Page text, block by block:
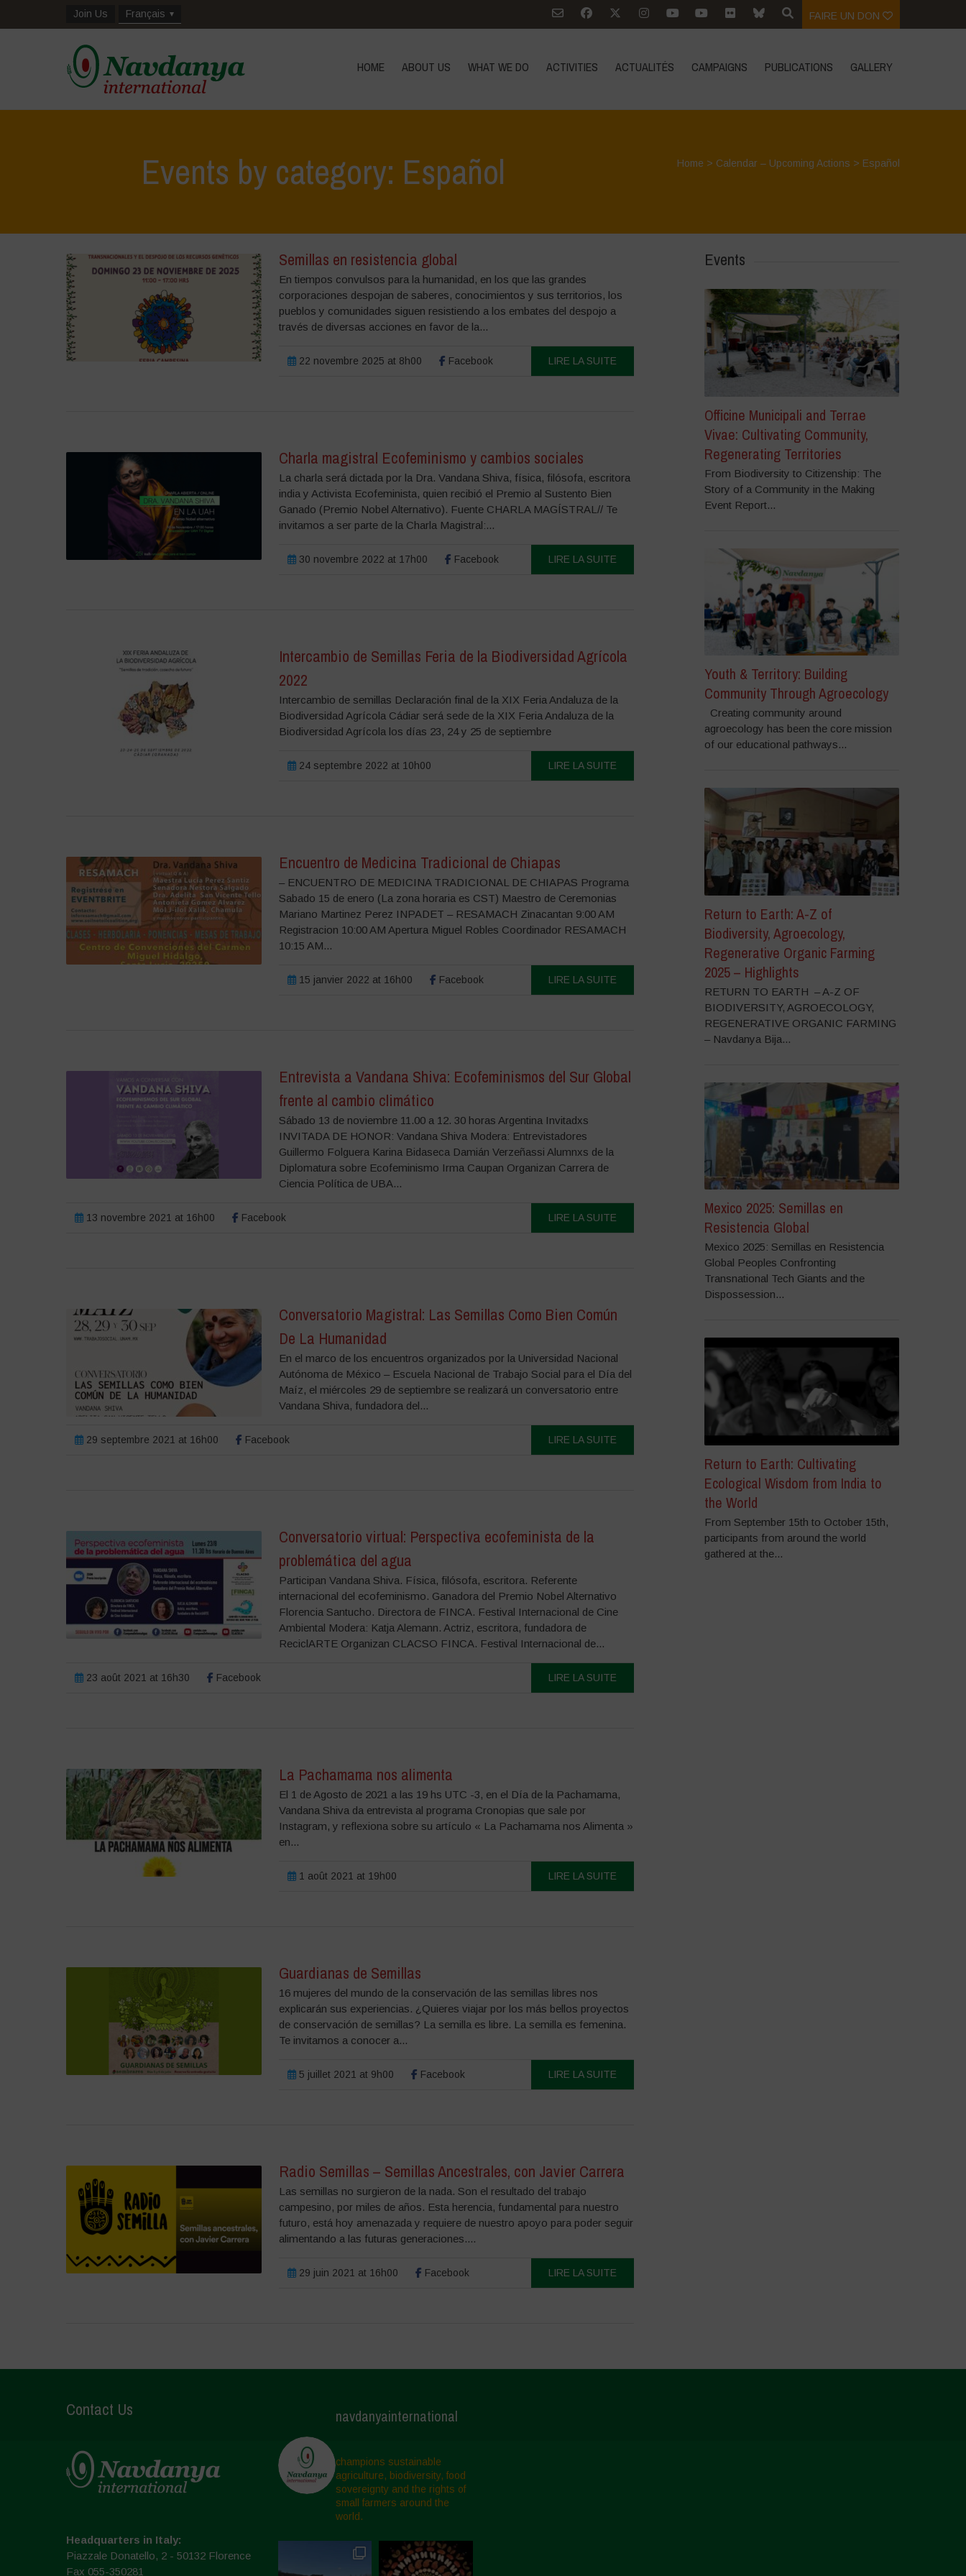
Join Us Français FAIRE UN DON
HOME ABOUT US WHAT WE DO ACTIVITIES ACTUALITÉS CAMPAIGNS PUBLICATIONS GALLERY
Events by category: Español Home > Calendar – Upcoming Actions > Español
Semillas en resistencia global
En tiempos convulsos para la humanidad, en los que las grandes
corporaciones despojan de saberes, conocimientos y sus territorios, los
pueblos y comunidades siguen resistiendo a los embates del despojo a
través de diversas acciones en favor de la...
22 novembre 2025 at 8h00 Facebook LIRE LA SUITE
Charla magistral Ecofeminismo y cambios sociales
La charla será dictada por la Dra. Vandana Shiva, física, filósofa, escritora
india y Activista Ecofeminista, quien recibió el Premio al Sustento Bien
Ganado (Premio Nobel Alternativo). Fuente CHARLA MAGÍSTRAL// Te
invitamos a ser parte de la Charla Magistral:...
30 novembre 2022 at 17h00 Facebook LIRE LA SUITE
Intercambio de Semillas Feria de la Biodiversidad Agrícola
2022
Intercambio de semillas Declaración final de la XIX Feria Andaluza de la
Biodiversidad Agrícola Cádiar será sede de la XIX Feria Andaluza de la
Biodiversidad Agrícola los días 23, 24 y 25 de septiembre
24 septembre 2022 at 10h00 LIRE LA SUITE
Encuentro de Medicina Tradicional de Chiapas
– ENCUENTRO DE MEDICINA TRADICIONAL DE CHIAPAS Programa
Sabado 15 de enero (La zona horaria es CST) Maestro de Ceremonias
Mariano Martinez Perez INPADET – RESAMACH Zinacantan 9:00 AM
Registracion 10:00 AM Apertura Miguel Robles Coordinador RESAMACH
10:15 AM...
15 janvier 2022 at 16h00 Facebook LIRE LA SUITE
Entrevista a Vandana Shiva: Ecofeminismos del Sur Global
frente al cambio climático
Sábado 13 de noviembre 11.00 a 12. 30 horas Argentina Invitadxs
INVITADA DE HONOR: Vandana Shiva Modera: Entrevistadores
Guillermo Folguera Karina Bidaseca Damián Verzeñassi Alumnxs de la
Diplomatura sobre Ecofeminismo Irma Caupan Organizan Carrera de
Ciencia Política de UBA...
13 novembre 2021 at 16h00 Facebook LIRE LA SUITE
Conversatorio Magistral: Las Semillas Como Bien Común
De La Humanidad
En el marco de los encuentros organizados por la Universidad Nacional
Autónoma de México – Escuela Nacional de Trabajo Social para el Día del
Maíz, el miércoles 29 de septiembre se realizará un conversatorio entre
Vandana Shiva, fundadora del...
29 septembre 2021 at 16h00 Facebook LIRE LA SUITE
Conversatorio virtual: Perspectiva ecofeminista de la
problemática del agua
Participan Vandana Shiva. Física, filósofa, escritora. Referente
internacional del ecofeminismo. Ganadora del Premio Nobel Alternativo
Florencia Santucho. Directora de FINCA. Festival Internacional de Cine
Ambiental Modera: Katja Alemann. Actriz, escritora, fundadora de
ReciclARTE Organizan CLACSO FINCA. Festival Internacional de...
23 août 2021 at 16h30 Facebook LIRE LA SUITE
La Pachamama nos alimenta
El 1 de Agosto de 2021 a las 19 hs UTC -3, en el Día de la Pachamama,
Vandana Shiva da entrevista al programa Cronopias que sale por
Instagram, y reflexiona sobre su artículo « La Pachamama nos Alimenta »
en...
1 août 2021 at 19h00 LIRE LA SUITE
Guardianas de Semillas
16 mujeres del mundo de la conservación de las semillas libres nos
explicarán sus experiencias. ¿Quieres viajar por los más bellos proyectos
de conservación de semillas? La semilla es libre. La semilla es femenina.
Te invitamos a conocer a...
5 juillet 2021 at 9h00 Facebook LIRE LA SUITE
Radio Semillas – Semillas Ancestrales, con Javier Carrera
Las semillas no surgieron de la nada. Son el resultado del trabajo
campesino, por miles de años. Esta herencia, fundamental para nuestro
futuro, está hoy amenazada y requiere de nuestro apoyo para poder seguir
alimentando a las futuras generaciones....
29 juin 2021 at 16h00 Facebook LIRE LA SUITE
Events
Officine Municipali and Terrae
Vivae: Cultivating Community,
Regenerating Territories
From Biodiversity to Citizenship: The
Story of a Community in the Making
Event Report...
Youth & Territory: Building
Community Through Agroecology
Creating community around
agroecology has been the core mission
of our educational pathways...
Return to Earth: A-Z of
Biodiversity, Agroecology,
Regenerative Organic Farming
2025 – Highlights
RETURN TO EARTH – A-Z OF
BIODIVERSITY, AGROECOLOGY,
REGENERATIVE ORGANIC FARMING
– Navdanya Bija...
Mexico 2025: Semillas en
Resistencia Global
Mexico 2025: Semillas en Resistencia
Global Peoples Confronting
Transnational Tech Giants and the
Dispossession...
Return to Earth: Cultivating
Ecological Wisdom from India to
the World
From September 15th to October 15th,
participants from around the world
gathered at the...
Contact Us
Headquarters in Italy:
Piazzale Donatello, 2 - 50132 Florence
Fax 055-350281
navdanyainternational
champions sustainable
agriculture, biodiversity, food
sovereignty and the rights of
small farmers around the
world.